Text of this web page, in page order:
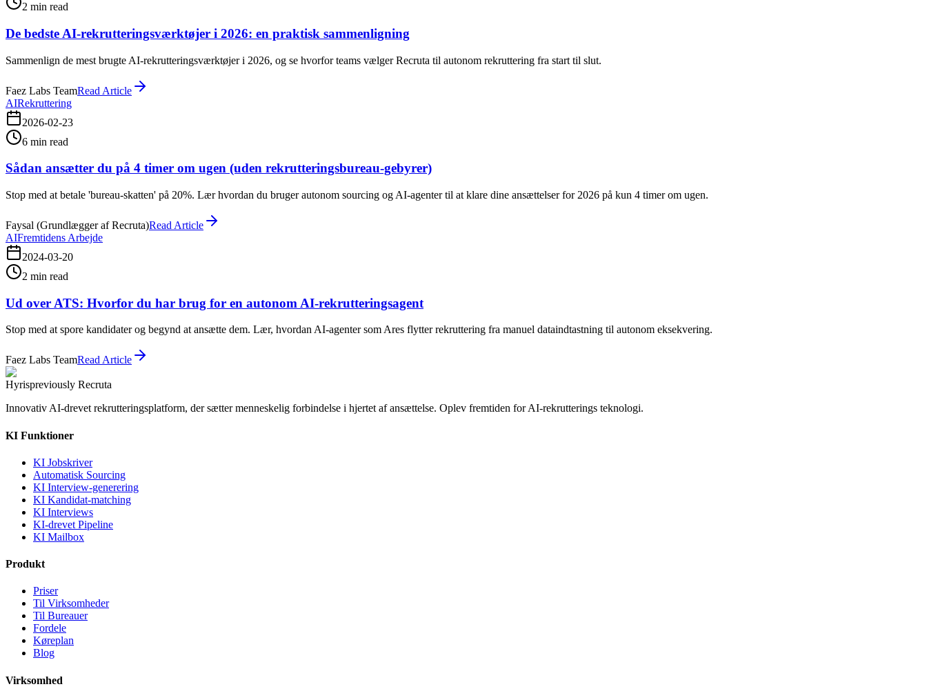
2 min read
De bedste AI-rekrutteringsværktøjer i 2026: en praktisk sammenligning
Sammenlign de mest brugte AI-rekrutteringsværktøjer i 2026, og se hvorfor teams vælger Recruta til autonom rekruttering fra start til slut.
Faez Labs TeamRead Article
AIRekruttering
2026-02-23
6 min read
Sådan ansætter du på 4 timer om ugen (uden rekrutteringsbureau-gebyrer)
Stop med at betale 'bureau-skatten' på 20%. Lær hvordan du bruger autonom sourcing og AI-agenter til at klare dine ansættelser for 2026 på kun 4 timer om ugen.
Faysal (Grundlægger af Recruta)Read Article
AIFremtidens Arbejde
2024-03-20
2 min read
Ud over ATS: Hvorfor du har brug for en autonom AI-rekrutteringsagent
Stop med at spore kandidater og begynd at ansætte dem. Lær, hvordan AI-agenter som Ares flytter rekruttering fra manuel dataindtastning til autonom eksekvering.
Faez Labs TeamRead Article
Hyrispreviously Recruta
Innovativ AI-drevet rekrutteringsplatform, der sætter menneskelig forbindelse i hjertet af ansættelse. Oplev fremtiden for AI-rekrutterings teknologi.
KI Funktioner
KI Jobskriver
Automatisk Sourcing
KI Interview-generering
KI Kandidat-matching
KI Interviews
KI-drevet Pipeline
KI Mailbox
Produkt
Priser
Til Virksomheder
Til Bureauer
Fordele
Køreplan
Blog
Virksomhed